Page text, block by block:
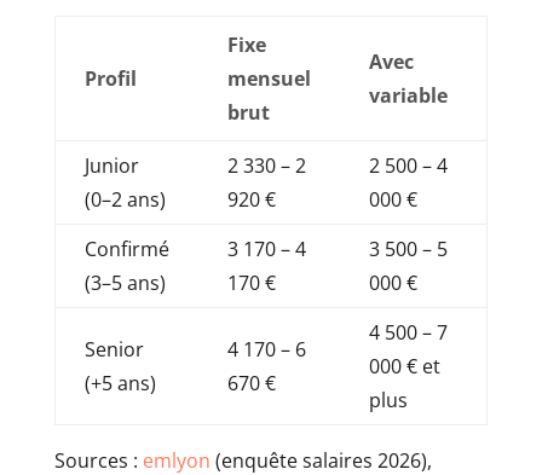
Profil
Fixe
mensuel
brut
Avec
variable
Junior
(0–2 ans)
2 330 – 2
920 €
2 500 – 4
000 €
Confirmé
(3–5 ans)
3 170 – 4
170 €
3 500 – 5
000 €
Senior
(+5 ans)
4 170 – 6
670 €
4 500 – 7
000 € et
plus
Sources : emlyon (enquête salaires 2026),